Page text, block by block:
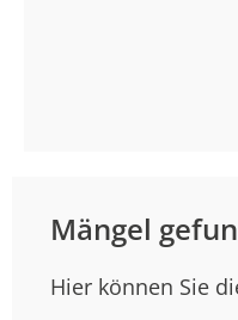
Mängel
Hier können Sie